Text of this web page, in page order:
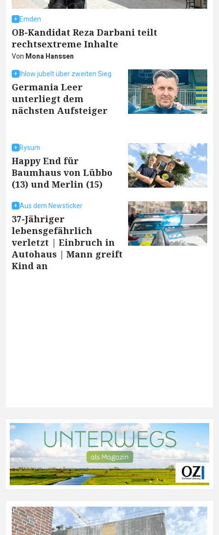
Emden
OB-Kandidat Reza Darbani teilt
rechtsextreme Inhalte
Von Mona Hanssen
Ihlow jubelt über zweiten Sieg
Germania Leer
unterliegt dem
nächsten Aufsteiger
Rysum
Happy End für
Baumhaus von Lübbo
(13) und Merlin (15)
Aus dem Newsticker
37-Jähriger
lebensgefährlich
verletzt | Einbruch in
Autohaus | Mann greift
Kind an